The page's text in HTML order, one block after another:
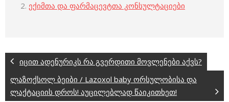
2. ექიმთა და ფარმაცევტთა კონსულტაციები
იცით ადენურიკს რა გვერდითი მოვლენები აქვს?
ლაზოქსოლ ბეიბი / Lazoxol baby ორსულობისა და
ლაქტაციის დროს! აუცილებლად წაიკითხეთ!